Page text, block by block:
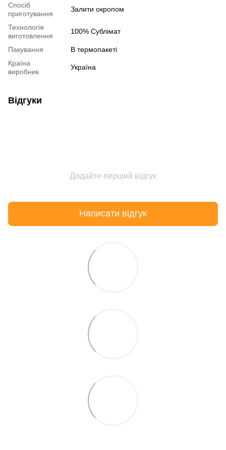
Спосіб
приготування
Залити окропом
Технологія
виготовлення
100% Сублімат
Пакування
В термопакеті
Країна
виробник
Україна
Відгуки
Додайте перший відгук
Написати відгук